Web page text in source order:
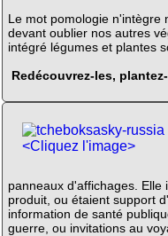
Le mot pomologie n'intègre
devant oublier nos autres
intégré légumes et plantes
Redécouvrez-les,
<Cliquez l'image>
panneaux d'affichages. Elle
produit, ou étaient support
information de santé
guerre, ou invitations au